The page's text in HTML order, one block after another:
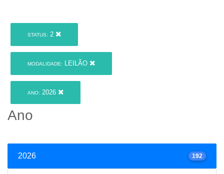
STATUS: 2
MODALIDADE: LEILÃO
ANO: 2026
Ano
2026 192